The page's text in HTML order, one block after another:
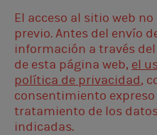
El acceso al sitio web
previo. Antes del envío
información a través
de esta página web, el
política de privacidad,
consentimiento
tratamiento de los
indicadas.